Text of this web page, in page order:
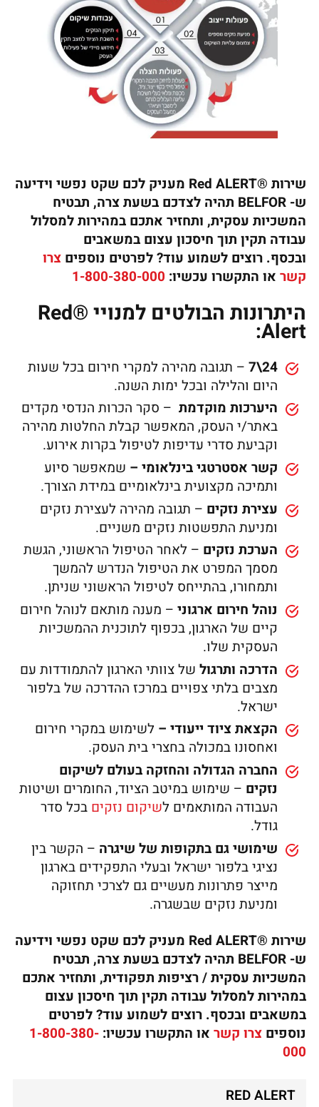
שירות ®Red ALERT מעניק לכם שקט נפשי וידיעה
ש- BELFOR תהיה לצדכם בשעת צרה, תבטיח
המשכיות עסקית, ותחזיר אתכם במהירות למסלול
עבודה תקין תוך חיסכון עצום במשאבים
ובכסף. רוצים לשמוע עוד? לפרטים נוספים צרו
קשר או התקשרו עכשיו: 1-800-380-000
היתרונות הבולטים למנויי ®Red
Alert:
24\7
– תגובה מהירה למקרי חירום בכל שעות
היום והלילה ובכל ימות השנה.
היערכות מוקדמת – סקר הכרות הנדסי מקדים
באתר/י העסק, המאפשר קבלת החלטות מהירה
וקביעת סדרי עדיפות לטיפול בקרות אירוע.
קשר אסטרטגי בינלאומי – שמאפשר סיוע
ותמיכה מקצועית בינלאומיים במידת הצורך.
עצירת נזקים – תגובה מהירה לעצירת נזקים
ומניעת התפשטות נזקים משניים.
הערכת נזקים – לאחר הטיפול הראשוני, הגשת
מסמך המפרט את הטיפול הנדרש להמשך
ותמחורו, בהתייחס לטיפול הראשוני שניתן.
נוהל חירום ארגוני – מענה מותאם לנוהל חירום
קיים של הארגון, בכפוף לתוכנית ההמשכיות
העסקית שלו.
הדרכה ותרגול של צוותי הארגון להתמודדות עם
מצבים בלתי צפויים במרכז ההדרכה של בלפור
ישראל.
הקצאת ציוד ייעודי – לשימוש במקרי חירום
ואחסונו במכולה בחצרי בית העסק.
החברה הגדולה והחזקה בעולם לשיקום
נזקים – שימוש במיטב הציוד, החומרים ושיטות
העבודה המותאמים לשיקום נזקים בכל סדר
גודל.
שימושי גם בתקופות של שיגרה – הקשר בין
נציגי בלפור ישראל ובעלי התפקידים בארגון
מייצר פתרונות מעשיים גם לצרכי תחזוקה
ומניעת נזקים שבשגרה.
שירות ®Red ALERT מעניק לכם שקט נפשי וידיעה
ש- BELFOR תהיה לצדכם בשעת צרה, תבטיח
המשכיות עסקית / רציפות תפקודית, ותחזיר אתכם
במהירות למסלול עבודה תקין תוך חיסכון עצום
במשאבים ובכסף. רוצים לשמוע עוד? לפרטים
נוספים צרו קשר או התקשרו עכשיו: 1-800-380-
000
RED ALERT